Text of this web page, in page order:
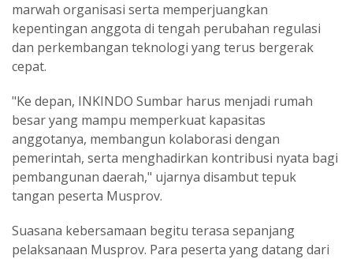
marwah organisasi serta memperjuangkan
kepentingan anggota di tengah perubahan regulasi
dan perkembangan teknologi yang terus bergerak
cepat.
"Ke depan, INKINDO Sumbar harus menjadi rumah
besar yang mampu memperkuat kapasitas
anggotanya, membangun kolaborasi dengan
pemerintah, serta menghadirkan kontribusi nyata bagi
pembangunan daerah," ujarnya disambut tepuk
tangan peserta Musprov.
Suasana kebersamaan begitu terasa sepanjang
pelaksanaan Musprov. Para peserta yang datang dari